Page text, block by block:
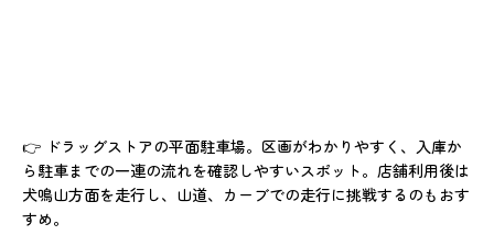
👉 ドラッグストアの平面駐車場。区画がわかりやすく、入庫か
ら駐車までの一連の流れを確認しやすいスポット。店舗利用後は
犬鳴山方面を走行し、山道、カーブでの走行に挑戦するのもおす
すめ。